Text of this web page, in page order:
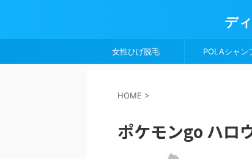
デ
女性ひげ脱毛 POLAシャン
HOME >
ポケモンgo ハロ